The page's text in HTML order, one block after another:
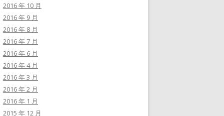
2016 年 10 月
2016 年 9 月
2016 年 8 月
2016 年 7 月
2016 年 6 月
2016 年 4 月
2016 年 3 月
2016 年 2 月
2016 年 1 月
2015 年 12 月